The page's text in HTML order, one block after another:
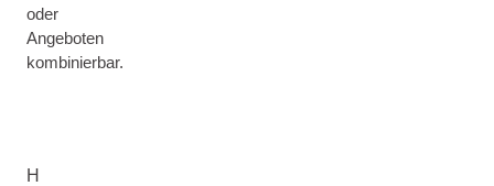
oder
Angeboten
kombinierbar.
H